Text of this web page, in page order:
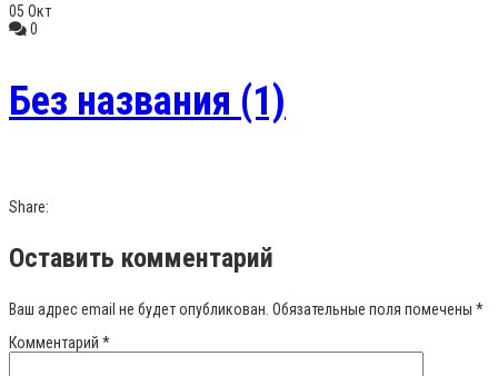
05 Окт
0
Без названия (1)
Share:
Оставить комментарий
Ваш адрес email не будет опубликован. Обязательные поля помечены *
Комментарий *